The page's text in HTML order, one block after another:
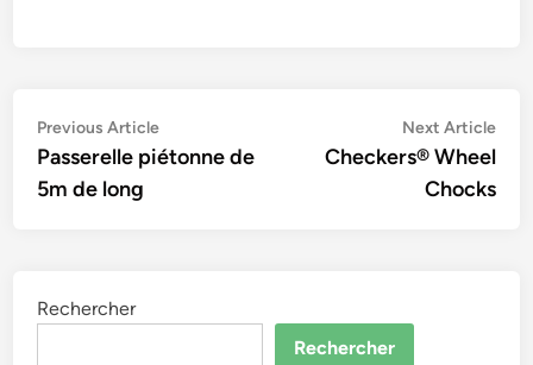
Navigation
de
l’article
Previous ArticlePrevious
article:
Passerelle piétonne de
5m de long
Next Article
Checkers® Wheel
Chocks
Rechercher
Rechercher